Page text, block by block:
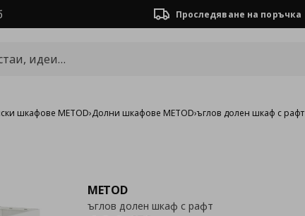
Проследяване на поръчка
шкафове METOD›Долни шкафове METOD›ъглов долен шкаф с рафт
METOD
ъглов долен шкаф с рафт